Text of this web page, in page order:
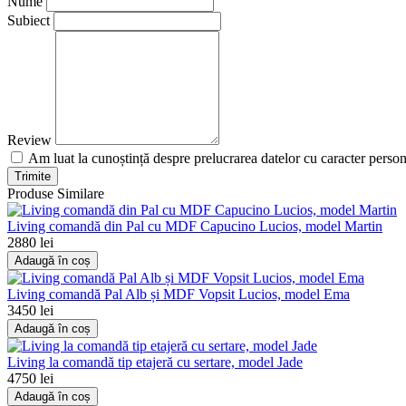
Subiect
Review
Am luat la cunoștință despre prelucrarea datelor cu caracter
Trimite
Produse Similare
Living comandă din Pal cu MDF Capucino Lucios, model Martin
2880 lei
Adaugă în coș
Living comandă Pal Alb și MDF Vopsit Lucios, model Ema
3450 lei
Adaugă în coș
Living la comandă tip etajeră cu sertare, model Jade
4750 lei
Adaugă în coș